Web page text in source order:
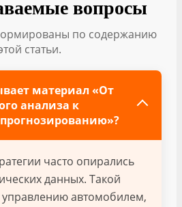
вопросы
по содержанию
статьи.
материал «От
анализа к
часто опирались
данных. Такой
автомобилем,